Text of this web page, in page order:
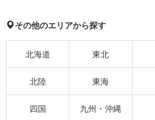
その他のエリアから探す
北海道 東北
北陸 東海
四国 九州・沖縄